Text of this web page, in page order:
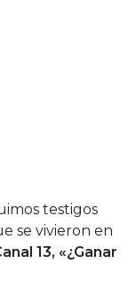
testigos
se vivieron en
13, «¿Ganar